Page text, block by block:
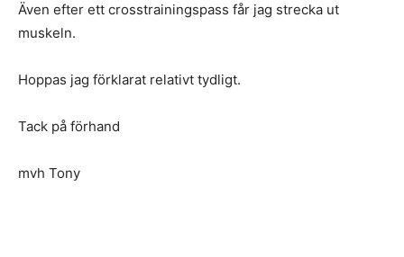
Även efter ett crosstrainingspass får jag strecka ut
muskeln.
Hoppas jag förklarat relativt tydligt.
Tack på förhand
mvh Tony